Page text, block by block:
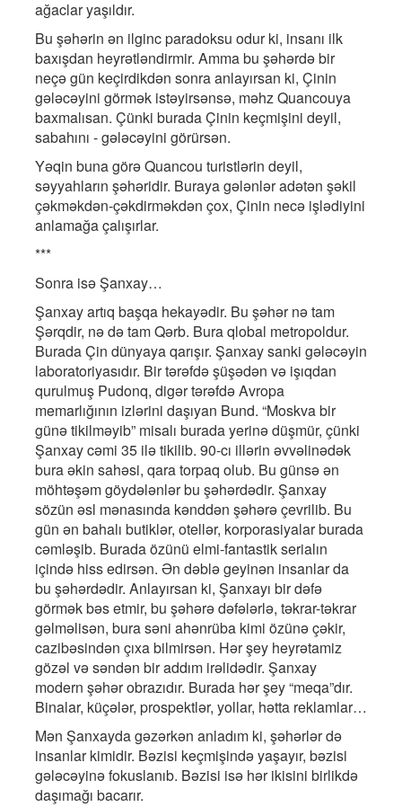
ağaclar yaşıldır.
Bu şəhərin ən ilginc paradoksu odur ki, insanı ilk
baxışdan heyrətləndirmir. Amma bu şəhərdə bir
neçə gün keçirdikdən sonra anlayırsan ki, Çinin
gələcəyini görmək istəyirsənsə, məhz Quancouya
baxmalısan. Çünki burada Çinin keçmişini deyil,
sabahını - gələcəyini görürsən.
Yəqin buna görə Quancou turistlərin deyil,
səyyahların şəhəridir. Buraya gələnlər adətən şəkil
çəkməkdən-çəkdirməkdən çox, Çinin necə işlədiyini
anlamağa çalışırlar.
***
Sonra isə Şanxay…
Şanxay artıq başqa hekayədir. Bu şəhər nə tam
Şərqdir, nə də tam Qərb. Bura qlobal metropoldur.
Burada Çin dünyaya qarışır. Şanxay sanki gələcəyin
laboratoriyasıdır. Bir tərəfdə şüşədən və işıqdan
qurulmuş Pudonq, digər tərəfdə Avropa
memarlığının izlərini daşıyan Bund. “Moskva bir
günə tikilməyib” misalı burada yerinə düşmür, çünki
Şanxay cəmi 35 ilə tikilib. 90-cı illərin əvvəlinədək
bura əkin sahəsi, qara torpaq olub. Bu günsə ən
möhtəşəm göydələnlər bu şəhərdədir. Şanxay
sözün əsl mənasında kənddən şəhərə çevrilib. Bu
gün ən bahalı butiklər, otellər, korporasiyalar burada
cəmləşib. Burada özünü elmi-fantastik serialın
içində hiss edirsən. Ən dəblə geyinən insanlar da
bu şəhərdədir. Anlayırsan ki, Şanxayı bir dəfə
görmək bəs etmir, bu şəhərə dəfələrlə, təkrar-təkrar
gəlməlisən, bura səni ahənrüba kimi özünə çəkir,
cazibəsindən çıxa bilmirsən. Hər şey heyrətamiz
gözəl və səndən bir addım irəlidədir. Şanxay
modern şəhər obrazıdır. Burada hər şey “meqa”dır.
Binalar, küçələr, prospektlər, yollar, hətta reklamlar…
Mən Şanxayda gəzərkən anladım ki, şəhərlər də
insanlar kimidir. Bəzisi keçmişində yaşayır, bəzisi
gələcəyinə fokuslanıb. Bəzisi isə hər ikisini birlikdə
daşımağı bacarır.